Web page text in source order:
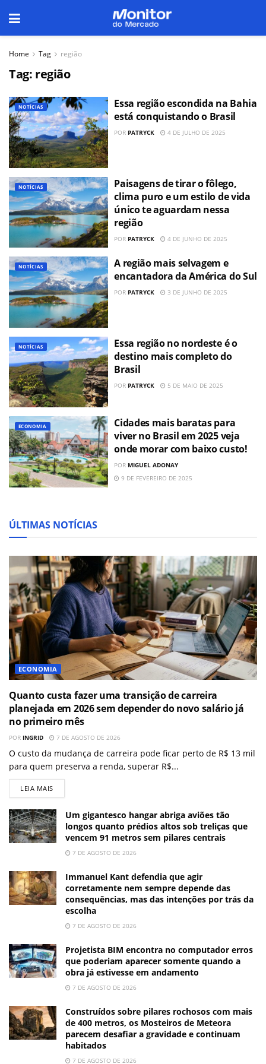
Home Tag região
Tag: região
NOTÍCIAS
Essa região escondida na Bahia
está conquistando o Brasil
POR PATRYCK 4 DE JULHO DE 2025
NOTÍCIAS
Paisagens de tirar o fôlego,
clima puro e um estilo de vida
único te aguardam nessa
região
POR PATRYCK 4 DE JUNHO DE 2025
NOTÍCIAS
A região mais selvagem e
encantadora da América do Sul
POR PATRYCK 3 DE JUNHO DE 2025
NOTÍCIAS
Essa região no nordeste é o
destino mais completo do
Brasil
POR PATRYCK 5 DE MAIO DE 2025
ECONOMIA
Cidades mais baratas para
viver no Brasil em 2025 veja
onde morar com baixo custo!
POR MIGUEL ADONAY
9 DE FEVEREIRO DE 2025
ÚLTIMAS NOTÍCIAS
ECONOMIA
Quanto custa fazer uma transição de carreira
planejada em 2026 sem depender do novo salário já
no primeiro mês
POR INGRID 7 DE AGOSTO DE 2026
O custo da mudança de carreira pode ficar perto de R$ 13 mil
para quem preserva a renda, superar R$...
LEIA MAIS
Um gigantesco hangar abriga aviões tão
longos quanto prédios altos sob treliças que
vencem 91 metros sem pilares centrais
7 DE AGOSTO DE 2026
Immanuel Kant defendia que agir
corretamente nem sempre depende das
consequências, mas das intenções por trás da
escolha
7 DE AGOSTO DE 2026
Projetista BIM encontra no computador erros
que poderiam aparecer somente quando a
obra já estivesse em andamento
7 DE AGOSTO DE 2026
Construídos sobre pilares rochosos com mais
de 400 metros, os Mosteiros de Meteora
parecem desafiar a gravidade e continuam
habitados
7 DE AGOSTO DE 2026